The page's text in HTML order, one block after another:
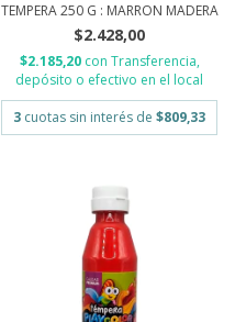
TEMPERA 250 G : MARRON MADERA
$2.428,00
$2.185,20 con Transferencia,
depósito o efectivo en el local
3 cuotas sin interés de $809,33